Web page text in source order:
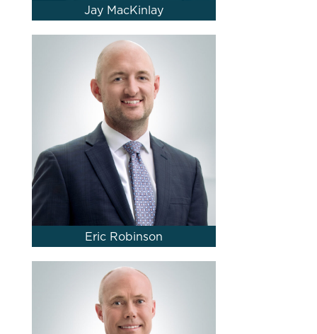
Jay MacKinlay
Eric Robinson